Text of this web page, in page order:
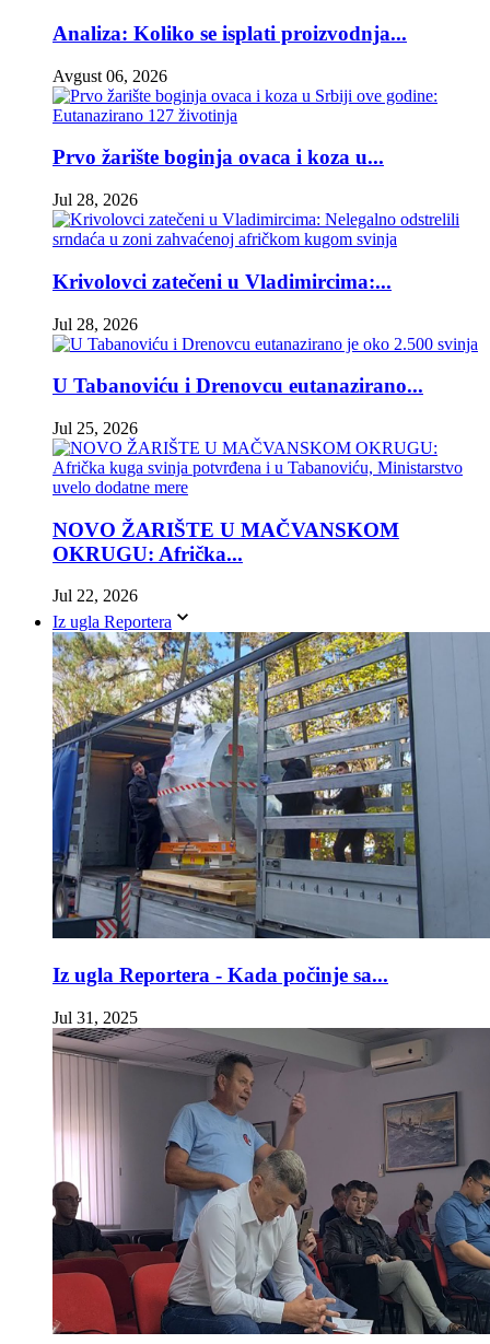
Analiza: Koliko se isplati proizvodnja...
Avgust 06, 2026
Prvo žarište boginja ovaca i koza u...
Jul 28, 2026
Krivolovci zatečeni u Vladimircima:...
Jul 28, 2026
U Tabanoviću i Drenovcu eutanazirano...
Jul 25, 2026
NOVO ŽARIŠTE U MAČVANSKOM
OKRUGU: Afrička...
Jul 22, 2026
Iz ugla Reportera
Iz ugla Reportera - Kada počinje sa...
Jul 31, 2025